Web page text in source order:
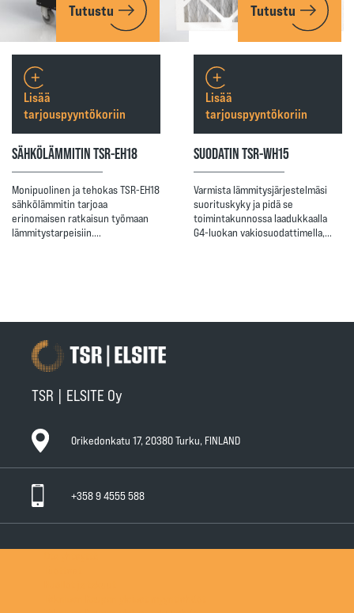
Tutustu
SÄHKÖLÄMMITIN TSR-EH18
Monipuolinen ja tehokas TSR-EH18
sähkölämmitin tarjoaa
erinomaisen ratkaisun työmaan
lämmitystarpeisiin.…
Lisää
tarjouspyyntökoriin
Tutustu
SUODATIN TSR-WH15
Varmista lämmitysjärjestelmäsi
suorituskyky ja pidä se
toimintakunnossa laadukkaalla
G4-luokan vakiosuodattimella,…
Lisää
tarjouspyyntökoriin
TSR | ELSITE Oy
Orikedonkatu 17, 20380 Turku, FINLAND
+358 9 4555 588